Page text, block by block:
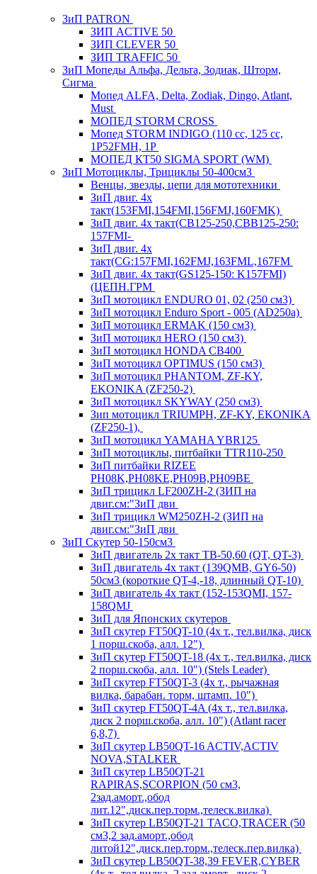
ЗиП PATRON
ЗИП ACTIVE 50
ЗИП CLEVER 50
ЗИП TRAFFIC 50
ЗиП Мопеды Альфа, Дельта, Зодиак, Шторм,
Сигма
Мопед ALFA, Delta, Zodiak, Dingo, Atlant,
Must
МОПЕД STORM CROSS
Мопед STORM INDIGO (110 сс, 125 cc,
1P52FMH, 1P
МОПЕД КТ50 SIGMA SPORT (WM)
ЗиП Мотоциклы, Трициклы 50-400см3
Венцы, звезды, цепи для мототехники
ЗиП двиг. 4х
такт(153FMI,154FMI,156FMJ,160FMK)
ЗиП двиг. 4х такт(CB125-250,CBB125-250:
157FMI-
ЗиП двиг. 4х
такт(CG:157FMI,162FMJ,163FML,167FM
ЗиП двиг. 4х такт(GS125-150: K157FMI)
(ЦЕПН.ГРМ
ЗиП мотоцикл ENDURO 01, 02 (250 см3)
ЗиП мотоцикл Enduro Sport - 005 (AD250a)
ЗиП мотоцикл ERMAK (150 см3)
ЗиП мотоцикл HERO (150 см3)
ЗиП мотоцикл HONDA CB400
ЗиП мотоцикл OPTIMUS (150 см3)
ЗиП мотоцикл PHANTOM, ZF-KY,
EKONIKA (ZF250-2)
ЗиП мотоцикл SKYWAY (250 см3)
Зип мотоцикл TRIUMPH, ZF-KY, EKONIKA
(ZF250-1),
ЗиП мотоцикл YAMAHA YBR125
ЗиП мотоциклы, питбайки TTR110-250
ЗиП питбайки RIZEE
PH08K,PH08KE,PH09B,PH09BE
ЗиП трицикл LF200ZH-2 (ЗИП на
двиг.см:"ЗиП дви
ЗиП трицикл WM250ZH-2 (ЗИП на
двиг.см:"ЗиП дви
ЗиП Скутер 50-150см3
ЗиП двигатель 2х такт ТВ-50,60 (QT, QT-3)
ЗиП двигатель 4х такт (139QMB, GY6-50)
50см3 (короткие QT-4,-18, длинный QT-10)
ЗиП двигатель 4х такт (152-153QMI, 157-
158QMJ
ЗиП для Японских скутеров
ЗиП скутер FT50QT-10 (4х т., тел.вилка, диск
1 порш.скоба, алл. 12")
ЗиП скутер FT50QT-18 (4х т., тел.вилка, диск
2 порш.скоба, алл. 10") (Stels Leader)
ЗиП скутер FT50QT-3 (4х т., рычажная
вилка, барабан. торм, штамп. 10")
ЗиП скутер FT50QT-4A (4х т., тел.вилка,
диск 2 порш.скоба, алл. 10") (Atlant racer
6,8,7)
ЗиП скутер LB50QT-16 ACTIV,ACTIV
NOVA,STALKER
ЗиП скутер LB50QT-21
RAPIRAS,SCORPION (50 см3,
2зад.аморт.,обод
лит.12",диск.пер.торм.,телеск.вилка)
ЗиП скутер LB50QT-21 TACO,TRACER (50
см3,2 зад.аморт.,обод
литой12",диск.пер.торм.,телеск.пер.вилка)
ЗиП скутер LB50QT-38,39 FEVER,CYBER